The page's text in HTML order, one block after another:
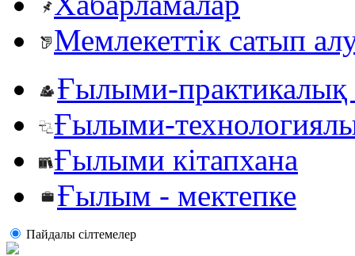
Мемлекеттік сатып
Ғылыми-практикалық
Ғылыми-
Ғылыми кітапхана
Ғылым - мектепке
Пайдалы сiлтемелер